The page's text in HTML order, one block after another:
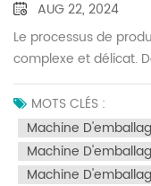
AUG 22, 2024
Le processus de
complexe et délicat.
crucial. Cueillette: La
généralement au
cueillette varient
générale, les feuilles
premier choix pour
MOTS CLÉS :
Machine
Machine
Machine